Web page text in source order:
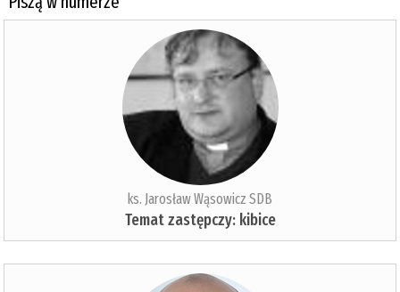
ks. Jarosław Wąsowicz SDB
Temat zastępczy: kibice